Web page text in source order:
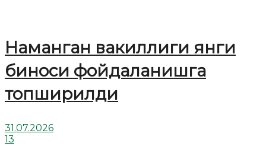
Наманган вакиллиги янги
биноси фойдаланишга
топширилди
31.07.2026
13